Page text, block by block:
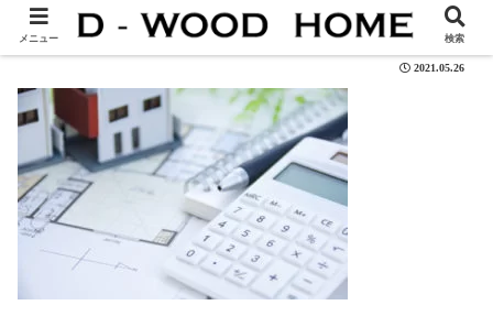
funding
2021.05.26
メニュー 検索